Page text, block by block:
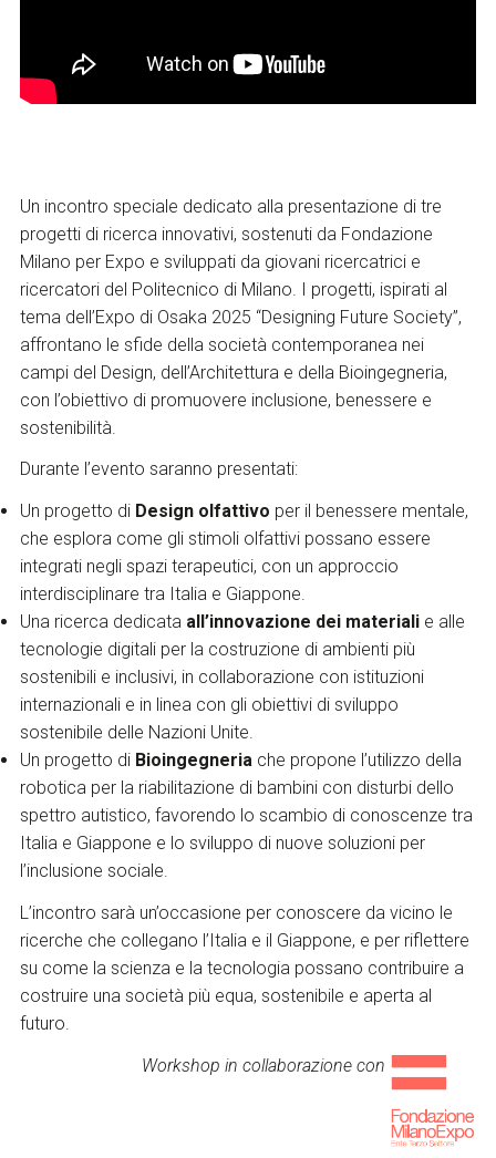
Un incontro speciale dedicato alla presentazione di tre
progetti di ricerca innovativi, sostenuti da Fondazione
Milano per Expo e sviluppati da giovani ricercatrici e
ricercatori del Politecnico di Milano. I progetti, ispirati al
tema dell’Expo di Osaka 2025 “Designing Future Society”,
affrontano le sfide della società contemporanea nei
campi del Design, dell’Architettura e della Bioingegneria,
con l’obiettivo di promuovere inclusione, benessere e
sostenibilità.
Durante l’evento saranno presentati:
Un progetto di Design olfattivo per il benessere mentale,
che esplora come gli stimoli olfattivi possano essere
integrati negli spazi terapeutici, con un approccio
interdisciplinare tra Italia e Giappone.
Una ricerca dedicata all’innovazione dei materialie alle
tecnologie digitali per la costruzione di ambienti più
sostenibili e inclusivi, in collaborazione con istituzioni
internazionali e in linea con gli obiettivi di sviluppo
sostenibile delle Nazioni Unite.
Un progetto di Bioingegneriache propone l’utilizzo della
robotica per la riabilitazione di bambini con disturbi dello
spettro autistico, favorendo lo scambio di conoscenze tra
Italia e Giappone e lo sviluppo di nuove soluzioni per
l’inclusione sociale.
L’incontro sarà un’occasione per conoscere da vicino le
ricerche che collegano l’Italia e il Giappone, e per riflettere
su come la scienza e la tecnologia possano contribuire a
costruire una società più equa, sostenibile e aperta al
futuro.
Workshop in collaborazione con